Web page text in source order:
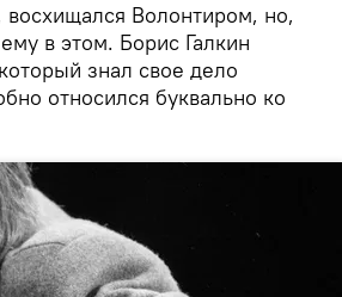
Волонтиром, но,
в этом. Борис Галкин
знал свое дело
относился буквально ко